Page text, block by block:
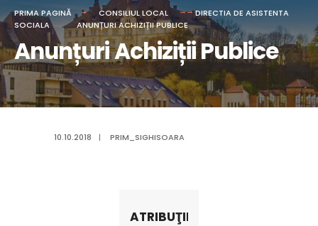
PRIMA PAGINĂ CONSILIUL LOCAL
DIRECTIA DE ASISTENTA
SOCIALA
ANUNȚURI ACHIZIȚII PUBLICE
Anunțuri Achiziții Publice
10.10.2018 | PRIM_SIGHISOARA
ATRIBUŢII